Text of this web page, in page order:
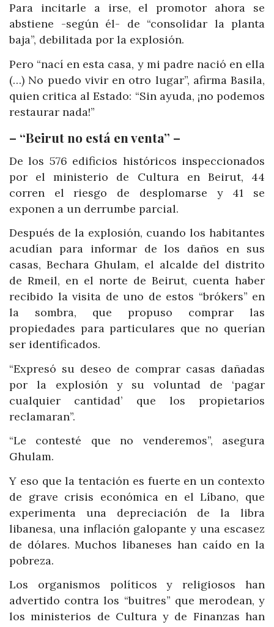
Para incitarle a irse, el promotor ahora se
abstiene -según él- de “consolidar la planta
baja”, debilitada por la explosión.
Pero “nací en esta casa, y mi padre nació en ella
(…) No puedo vivir en otro lugar”, afirma Basila,
quien critica al Estado: “Sin ayuda, ¡no podemos
restaurar nada!”
– “Beirut no está en venta” –
De los 576 edificios históricos inspeccionados
por el ministerio de Cultura en Beirut, 44
corren el riesgo de desplomarse y 41 se
exponen a un derrumbe parcial.
Después de la explosión, cuando los habitantes
acudían para informar de los daños en sus
casas, Bechara Ghulam, el alcalde del distrito
de Rmeil, en el norte de Beirut, cuenta haber
recibido la visita de uno de estos “brókers” en
la sombra, que propuso comprar las
propiedades para particulares que no querían
ser identificados.
“Expresó su deseo de comprar casas dañadas
por la explosión y su voluntad de ‘pagar
cualquier cantidad’ que los propietarios
reclamaran”.
“Le contesté que no venderemos”, asegura
Ghulam.
Y eso que la tentación es fuerte en un contexto
de grave crisis económica en el Líbano, que
experimenta una depreciación de la libra
libanesa, una inflación galopante y una escasez
de dólares. Muchos libaneses han caído en la
pobreza.
Los organismos políticos y religiosos han
advertido contra los “buitres” que merodean, y
los ministerios de Cultura y de Finanzas han